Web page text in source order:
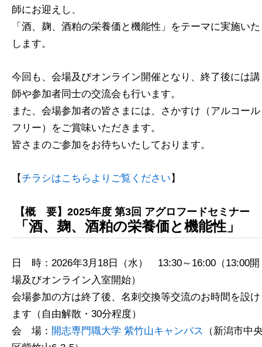
師にお迎えし、
「酒、麹、酒粕の栄養価と機能性」をテーマに実施いた
します。
今回も、会場及びオンライン開催となり、終了後には講
師や参加者同士の交流会も行います。
また、会場参加者の皆さまには、さかすけ（アルコール
フリー）をご賞味いただきます。
皆さまのご参加をお待ちいたしております。
【 チラシはこちらよりご覧ください 】
【概 要】2025年度 第3回 アグロフードセミナー
「酒、麹、酒粕の栄養価と機能性」
日 時：2026年3月18日（水） 13:30～16:00（13:00開
場及びオンライン入室開始）
会場参加の方は終了後、名刺交換等交流のお時間を設け
ます（自由解散・30分程度）
会 場： 開志専門職大学 紫竹山キャンパス
（新潟市中